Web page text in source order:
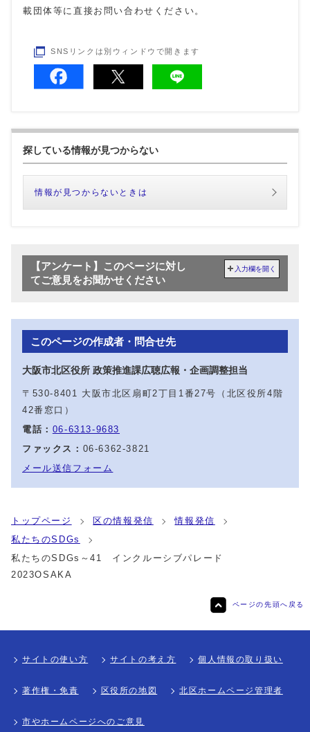
載団体等に直接お問い合わせください。
SNSリンクは別ウィンドウで開きます
探している情報が見つからない
情報が見つからないときは
【アンケート】このページに対し
てご意見をお聞かせください
入力欄を開く
このページの作成者・問合せ先
大阪市北区役所 政策推進課広聴広報・企画調整担当
〒530-8401 大阪市北区扇町2丁目1番27号（北区役所4階
42番窓口）
電話： 06-6313-9683
ファックス： 06-6362-3821
メール送信フォーム
トップページ 区の情報発信
情報発信
私たちのSDGs
私たちのSDGs～41 インクルーシブパレード
2023OSAKA
ページの先頭へ戻る
サイトの使い方 サイトの考え方 個人情報の取り扱い
著作権・免責 区役所の地図 北区ホームページ管理者
市やホームページへのご意見